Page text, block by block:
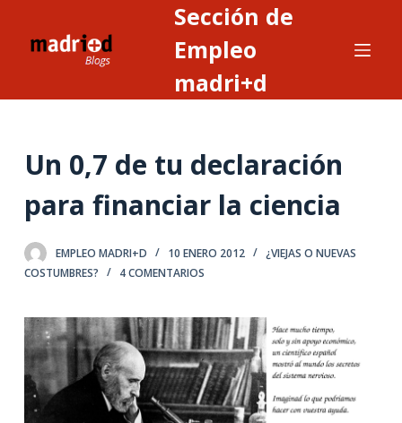
n
n
d
Sección de
Empleo
madri+d
Un 0,7 de tu declaración
para financiar la ciencia
EMPLEO MADRI+D 10 ENERO 2012
¿VIEJAS O NUEVAS
COSTUMBRES?
4 COMENTARIOS